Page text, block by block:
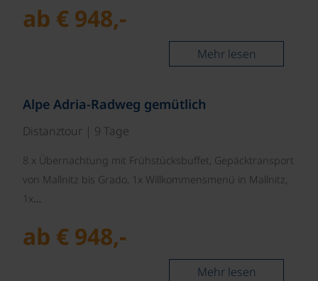
ab € 948,-
Mehr lesen
Alpe Adria-Radweg gemütlich
Distanztour | 9 Tage
8 x Übernachtung mit Frühstücksbuffet, Gepäcktransport
von Mallnitz bis Grado, 1x Willkommensmenü in Mallnitz,
1x…
ab € 948,-
Mehr lesen